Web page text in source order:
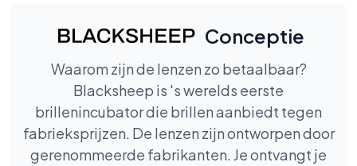
Conceptie
Waarom zijn de lenzen zo betaalbaar?
Blacksheep is 's werelds eerste
brillenincubator die brillen aanbiedt tegen
fabrieksprijzen. De lenzen zijn ontworpen door
gerenommeerde fabrikanten. Je ontvangt je